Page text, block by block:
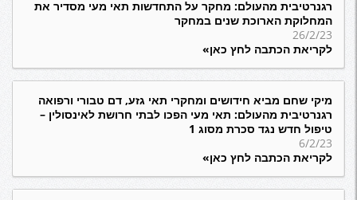
רגנרטיבית מהעולם: מחקר על התחדשות תאי מעי מסדיר את
המחלוקת הארוכת שנים במחקר
26/2/23
לקריאת הכתבה לחץ כאן»
מיקי שחם מביא חידושים ומחקרי תאי גזע, דם טבורי ורפואה
רגנרטיבית מהעולם: תאי מעי הפכו לבתי חרושת לאינסולין –
טיפול חדש נגד סכרת מסוג 1
6/2/23
לקריאת הכתבה לחץ כאן»